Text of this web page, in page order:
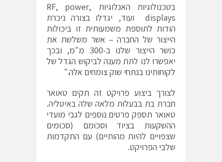
בטכנולוגיות האנלוגיות RF, power,
displays ועוד, יגדלו בצורה ניכרת
הודות לתוספת משמעותית זו ביכולות
הייצור של החברה – אשר משלשת את
כושר הייצור שלנו ב-300 מ"מ, ובכך
יאפשרו לנו לתת מענה לביקוש הגדל של
לקוחותינו בנתחי שוק צומחים אלה."
לצורך ביצוע פרויקט זה תקים טאואר
חברת בת בבעלות מלאה שלה באיטליה.
טאואר תספק פרטים נוספים לגבי מועדי
ההשקעות בציוד וסכומם (סכומים
שצפויים להיות מהותיים) עם התקדמות
שלבי הפרויקט.